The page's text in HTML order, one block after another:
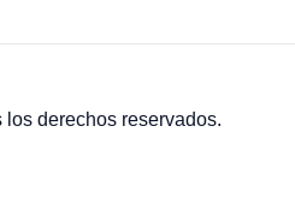
derechos reservados.